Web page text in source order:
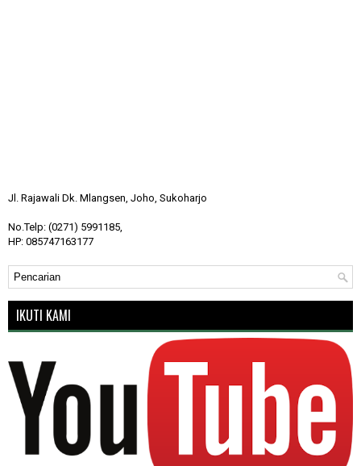
Jl. Rajawali Dk. Mlangsen, Joho, Sukoharjo
No.Telp: (0271) 5991185,
HP: 085747163177
IKUTI KAMI